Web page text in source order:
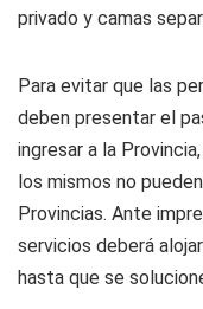
privado y camas
Para evitar que las
deben presentar el
ingresar a la
los mismos no
Provincias. Ante
servicios deberá
hasta que se